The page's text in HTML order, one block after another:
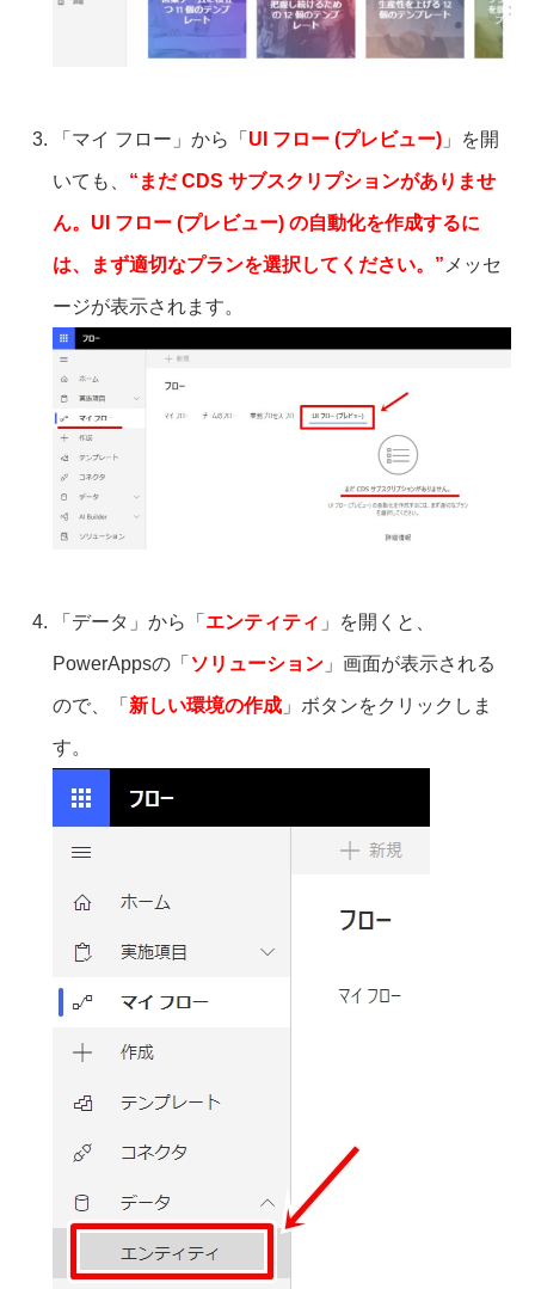
「マイ フロー」から「 UI フロー (プレビュー) 」を開
いても、 “まだ CDS サブスクリプションがありませ
ん。UI フロー (プレビュー) の自動化を作成するに
は、まず適切なプランを選択してください。”メッセ
ージが表示されます。
「データ」から「 エンティティ 」を開くと、
PowerAppsの「 ソリューション 」画面が表示される
ので、「 新しい環境の作成 」ボタンをクリックしま
す。